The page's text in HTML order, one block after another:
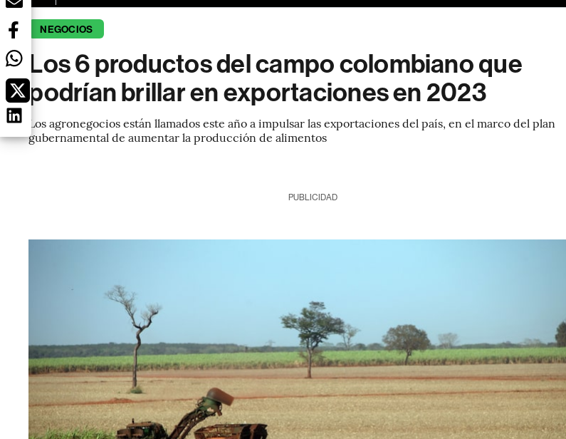
NEGOCIOS
Los 6 productos del campo colombiano que
podrían brillar en exportaciones en 2023
Los agronegocios están llamados este año a impulsar las exportaciones del país, en el marco del plan
gubernamental de aumentar la producción de alimentos
PUBLICIDAD